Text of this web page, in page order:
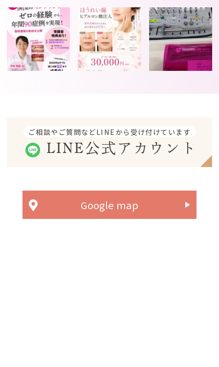
ご相談やご質問などLINEから受け付けています
LINE公式アカウント
Google map